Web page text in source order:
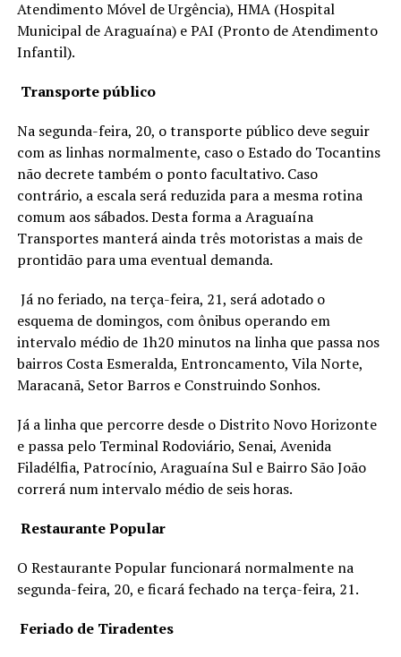
Atendimento Móvel de Urgência), HMA (Hospital
Municipal de Araguaína) e PAI (Pronto de Atendimento
Infantil).
Transporte público
Na segunda-feira, 20, o transporte público deve seguir
com as linhas normalmente, caso o Estado do Tocantins
não decrete também o ponto facultativo. Caso
contrário, a escala será reduzida para a mesma rotina
comum aos sábados. Desta forma a Araguaína
Transportes manterá ainda três motoristas a mais de
prontidão para uma eventual demanda.
Já no feriado, na terça-feira, 21, será adotado o
esquema de domingos, com ônibus operando em
intervalo médio de 1h20 minutos na linha que passa nos
bairros Costa Esmeralda, Entroncamento, Vila Norte,
Maracanã, Setor Barros e Construindo Sonhos.
Já a linha que percorre desde o Distrito Novo Horizonte
e passa pelo Terminal Rodoviário, Senai, Avenida
Filadélfia, Patrocínio, Araguaína Sul e Bairro São João
correrá num intervalo médio de seis horas.
Restaurante Popular
O Restaurante Popular funcionará normalmente na
segunda-feira, 20, e ficará fechado na terça-feira, 21.
Feriado de Tiradentes